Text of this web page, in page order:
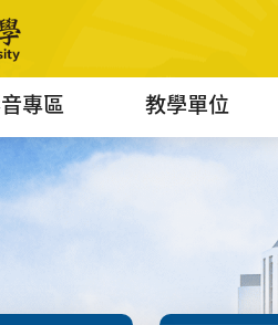
專區 教學單位